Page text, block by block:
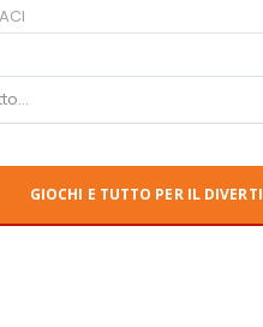
GIOCHI E TUTTO PER IL